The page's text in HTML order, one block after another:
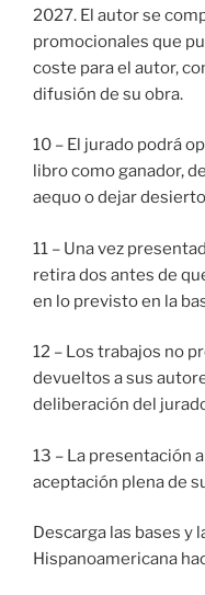
2027. El autor se
promocionales que
coste para el autor,
difusión de su obra.
10 – El jurado podrá
libro como ganador,
aequo o dejar
11 – Una vez
retira dos antes de
en lo previsto en la
12 – Los trabajos no
devueltos a sus
deliberación del
13 – La presentación
aceptación plena de
Descarga las bases y
Hispanoamericana